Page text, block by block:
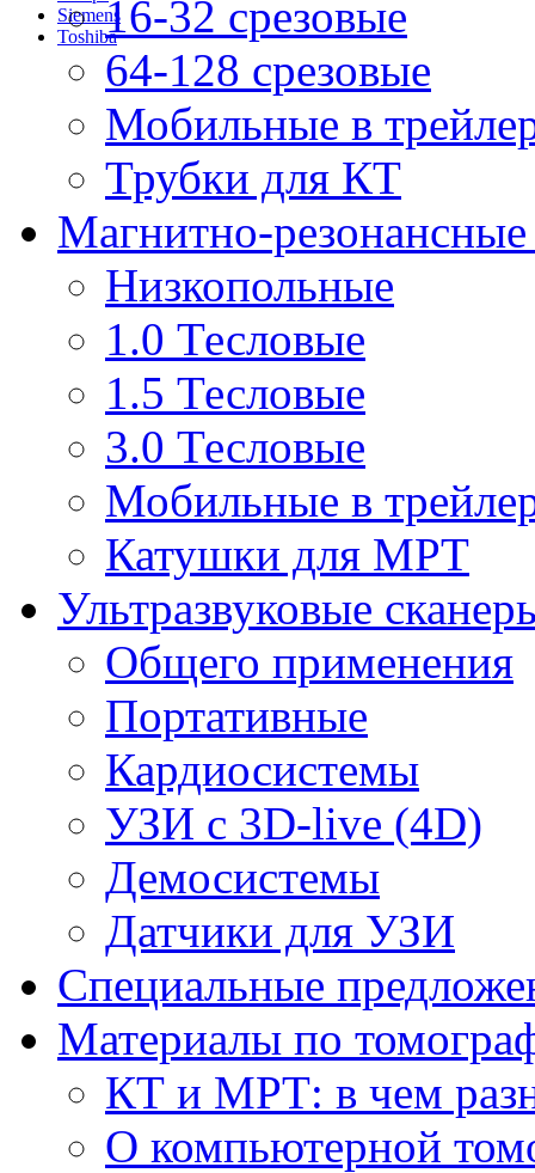
Siemens
Toshiba16-32 срезовые
64-128 срезовые
Мобильные в
Трубки для КТ
Магнитно-
Низкопольные
1.0 Тесловые
1.5 Тесловые
3.0 Тесловые
Мобильные в
Катушки для МРТ
Ультразвуковые
Общего применения
Портативные
Кардиосистемы
УЗИ с 3D-live (4D)
Демосистемы
Датчики для УЗИ
Cпециальные
Материалы по
КТ и МРТ: в чем
О компьютерной